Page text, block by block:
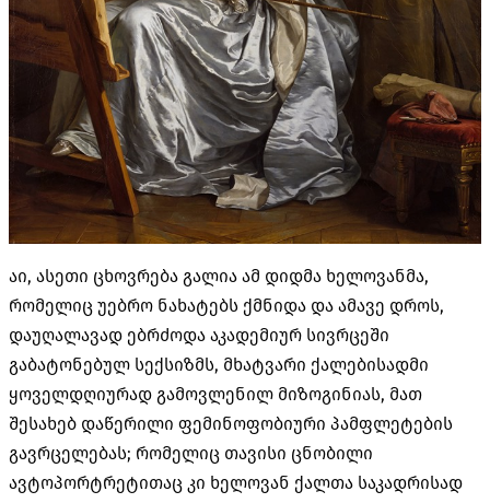
აი, ასეთი ცხოვრება გალია ამ დიდმა ხელოვანმა,
რომელიც უებრო ნახატებს ქმნიდა და ამავე დროს,
დაუღალავად ებრძოდა აკადემიურ სივრცეში
გაბატონებულ სექსიზმს, მხატვარი ქალებისადმი
ყოველდღიურად გამოვლენილ მიზოგინიას, მათ
შესახებ დაწერილი ფემინოფობიური პამფლეტების
გავრცელებას; რომელიც თავისი ცნობილი
ავტოპორტრეტითაც კი ხელოვან ქალთა საკადრისად